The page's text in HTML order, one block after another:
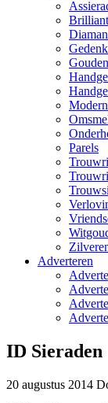
Parels
Adverteren
ID Sieraden
20 augustus 2014